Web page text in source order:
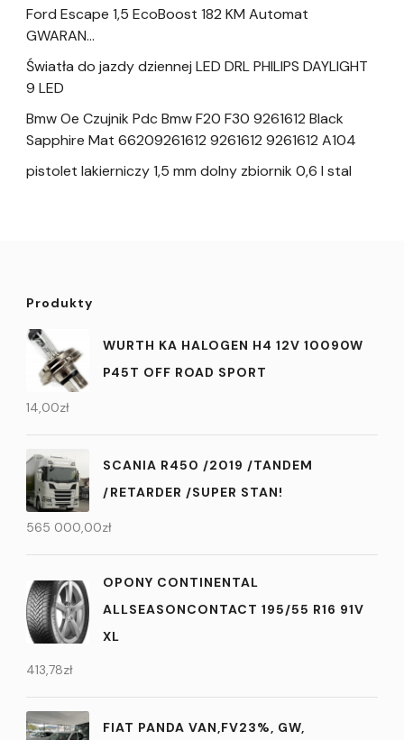
Ford Escape 1,5 EcoBoost 182 KM Automat
GWARAN…
Światła do jazdy dziennej LED DRL PHILIPS DAYLIGHT
9 LED
Bmw Oe Czujnik Pdc Bmw F20 F30 9261612 Black
Sapphire Mat 66209261612 9261612 9261612 A104
pistolet lakierniczy 1,5 mm dolny zbiornik 0,6 l stal
Produkty
WURTH KA HALOGEN H4 12V 10090W
P45T OFF ROAD SPORT
14,00zł
SCANIA R450 /2019 /TANDEM
/RETARDER /SUPER STAN!
565 000,00zł
OPONY CONTINENTAL
ALLSEASONCONTACT 195/55 R16 91V
XL
413,78zł
FIAT PANDA VAN,FV23%, GW,